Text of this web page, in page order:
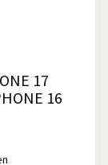
17
16